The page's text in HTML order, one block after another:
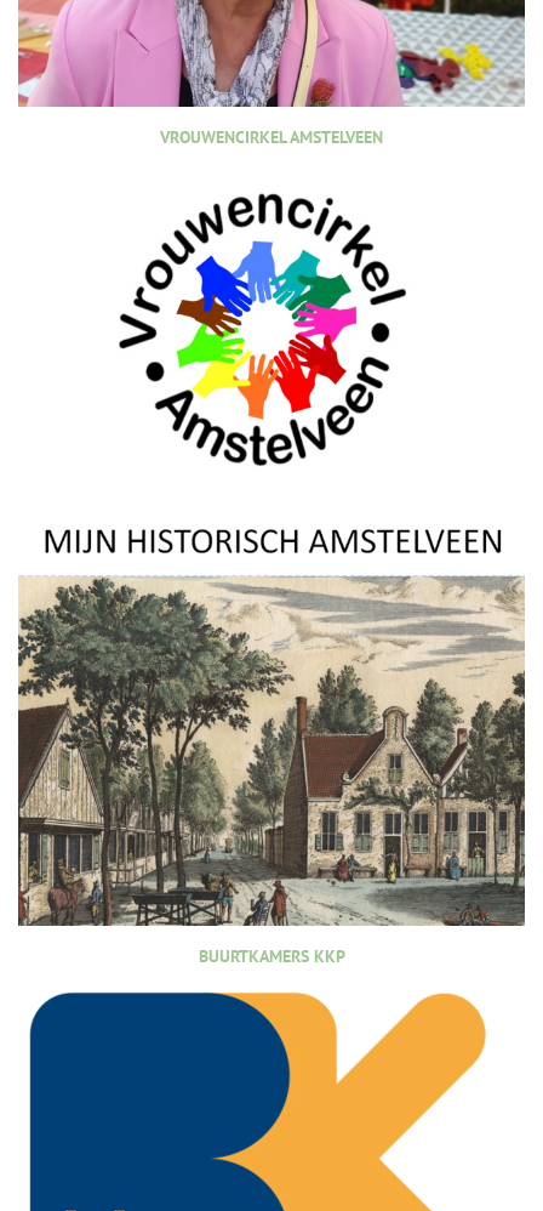
VROUWENCIRKEL AMSTELVEEN
BUURTKAMERS KKP